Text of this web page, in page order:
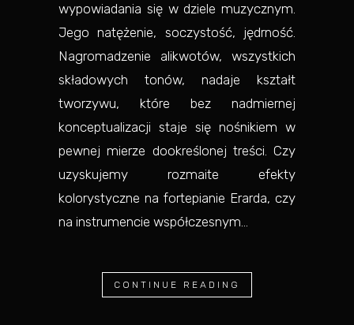
wypowiadania się w dziele muzycznym.
Jego natężenie, soczystość, jędrność.
Nagromadzenie alikwotów, wszystkich
składowych tonów, nadaje kształt
tworzywu, które bez nadmiernej
konceptualizacji staje się nośnikiem w
pewnej mierze dookreślonej treści. Czy
uzyskujemy rozmaite efekty
kolorystyczne na fortepianie Erarda, czy
na instrumencie współczesnym...
CONTINUE READING